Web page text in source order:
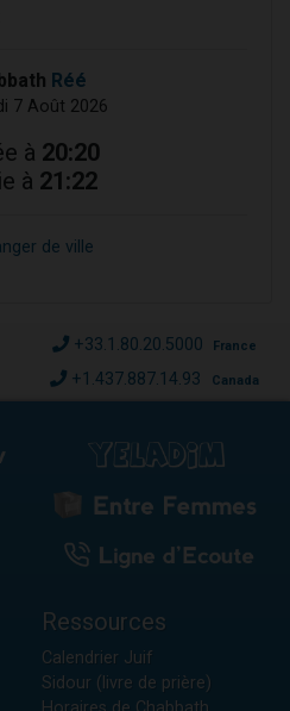
Réé
7 Août 2026
à 20:20
à 21:22
de ville
+33.1.80.20.5000 France
+1.437.887.14.93 Canada
Ressources
Calendrier Juif
Sidour (livre de prière)